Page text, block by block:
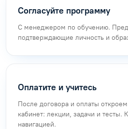
Согласуйте программу
С менеджером по обучению.
подтверждающие личность и
Оплатите и учитесь
После договора и оплаты
кабинет: лекции, задачи и тесты.
навигацией.